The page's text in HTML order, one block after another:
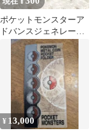
ポケットモンスターア
ドバンスジェネレーシ
ョン トレーディングコ
イン タッツー
¥ 13,000